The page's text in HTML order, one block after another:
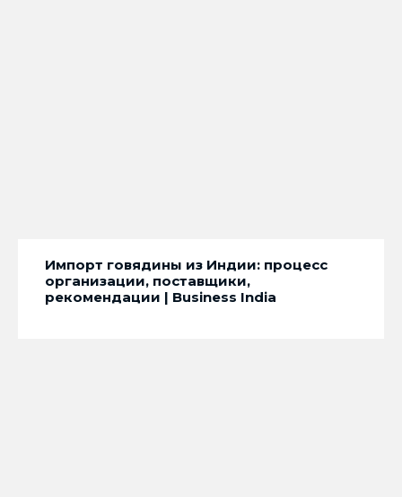
Импорт говядины из Индии: процесс
организации, поставщики,
рекомендации | Business India